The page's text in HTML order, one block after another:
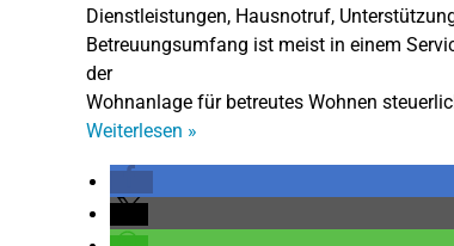
Dienstleistungen, Hausnotruf,
Betreuungsumfang ist meist in einem
der
Wohnanlage für betreutes Wohnen
Weiterlesen »